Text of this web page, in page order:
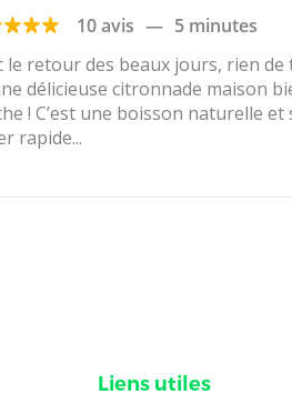
10 avis — 5 minutes
le retour des beaux jours, rien de
délicieuse citronnade maison
! C’est une boisson naturelle et
rapide...
Liens utiles